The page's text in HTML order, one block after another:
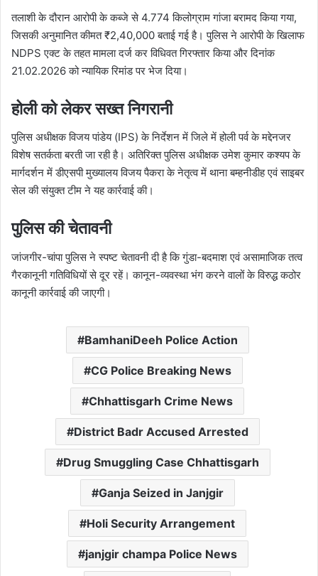
तलाशी के दौरान आरोपी के कब्जे से 4.774 किलोग्राम गांजा बरामद किया गया,
जिसकी अनुमानित कीमत ₹2,40,000 बताई गई है। पुलिस ने आरोपी के खिलाफ
NDPS एक्ट के तहत मामला दर्ज कर विधिवत गिरफ्तार किया और दिनांक
21.02.2026 को न्यायिक रिमांड पर भेज दिया।
होली को लेकर सख्त निगरानी
पुलिस अधीक्षक विजय पांडेय (IPS) के निर्देशन में जिले में होली पर्व के मद्देनजर
विशेष सतर्कता बरती जा रही है। अतिरिक्त पुलिस अधीक्षक उमेश कुमार कश्यप के
मार्गदर्शन में डीएसपी मुख्यालय विजय पैकरा के नेतृत्व में थाना बम्हनीडीह एवं साइबर
सेल की संयुक्त टीम ने यह कार्रवाई की।
पुलिस की चेतावनी
जांजगीर-चांपा पुलिस ने स्पष्ट चेतावनी दी है कि गुंडा-बदमाश एवं असामाजिक तत्व
गैरकानूनी गतिविधियों से दूर रहें। कानून-व्यवस्था भंग करने वालों के विरुद्ध कठोर
कानूनी कार्रवाई की जाएगी।
BamhaniDeeh Police Action
CG Police Breaking News
Chhattisgarh Crime News
District Badr Accused Arrested
Drug Smuggling Case Chhattisgarh
Ganja Seized in Janjgir
Holi Security Arrangement
janjgir champa Police News